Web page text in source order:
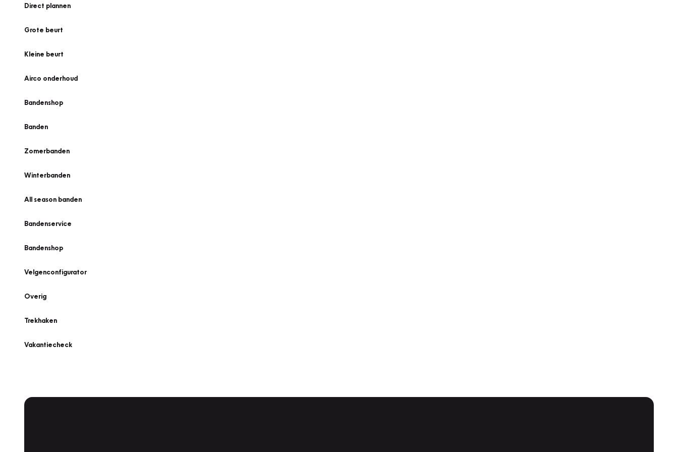
Direct plannen
Grote beurt
Kleine beurt
Airco onderhoud
Bandenshop
Banden
Zomerbanden
Winterbanden
All season banden
Bandenservice
Bandenshop
Velgenconfigurator
Overig
Trekhaken
Vakantiecheck